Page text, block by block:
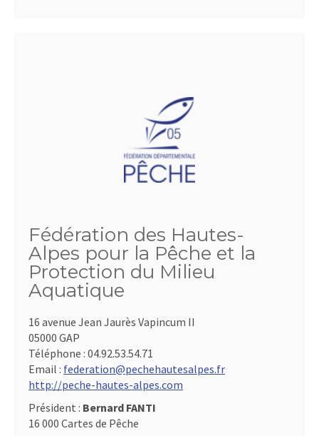
Fédération des Hautes-
Alpes pour la Pêche et la
Protection du Milieu
Aquatique
16 avenue Jean Jaurès Vapincum II
05000 GAP
Téléphone : 04.92.53.54.71
Email : federation@pechehautesalpes.fr
http://peche-hautes-alpes.com
Président : Bernard FANTI
16 000 Cartes de Pêche